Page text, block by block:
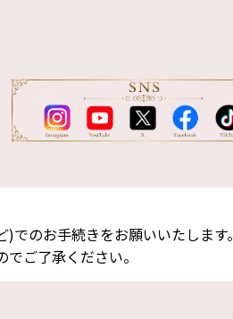
のお手続きをお願いいたします。
ご了承ください。